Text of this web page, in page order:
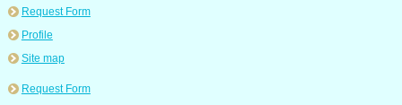
Request Form
Profile
Site map
Request Form